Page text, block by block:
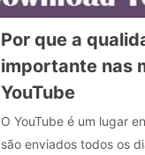
Por que a
importante nas
YouTube
O YouTube é um lugar
são enviados todos os